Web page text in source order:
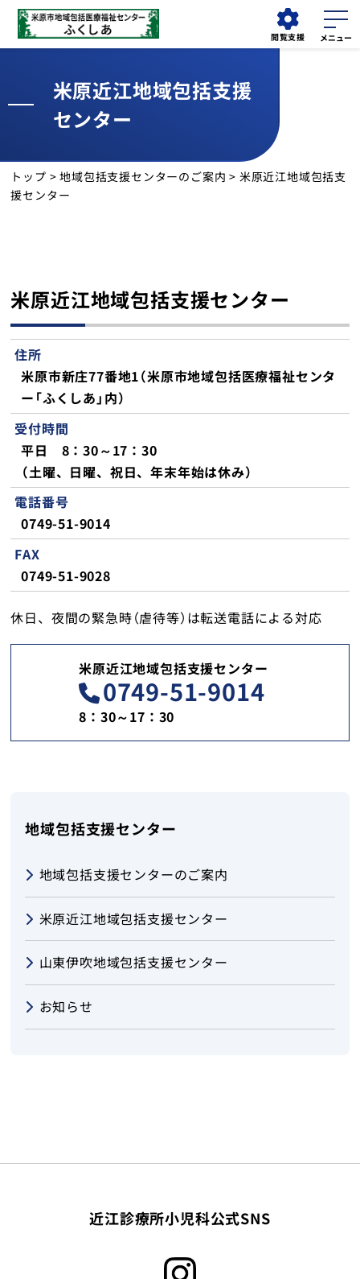
閲覧支援
小児科
各種ご予約
検索する
お知らせ
診療科
児童発達支援センター「てらす」
地域包括支援センター
米原診療所
各種ご予約
交通・アクセス
採用情報
トップ
米原近江地域包括支援
センター
トップ >地域包括支援センターのご案内 > 米原近江地域包括支
援センター
米原近江地域包括支援センター
住所
米原市新庄77番地1（米原市地域包括医療福祉センタ
ー「ふくしあ」内）
受付時間
平日 8：30～17：30
（土曜、日曜、祝日、年末年始は休み）
電話番号
0749-51-9014
FAX
0749-51-9028
休日、夜間の緊急時（虐待等）は転送電話による対応
米原近江地域包括支援センター
0749-51-9014
8：30～17：30
地域包括支援センター
地域包括支援センターのご案内
米原近江地域包括支援センター
山東伊吹地域包括支援センター
お知らせ
近江診療所小児科公式SNS